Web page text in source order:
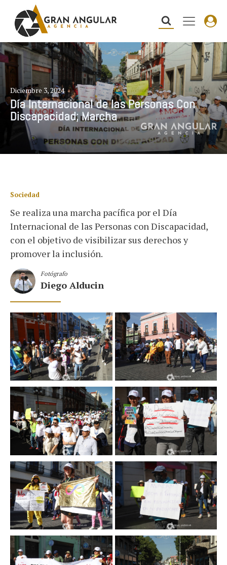
Diciembre 3, 2024
Día Internacional de las Personas Con
Discapacidad; Marcha
Sociedad
Se realiza una marcha pacífica por el Día
Internacional de las Personas con Discapacidad,
con el objetivo de visibilizar sus derechos y
promover la inclusión.
Fotógrafo
Diego Alducin